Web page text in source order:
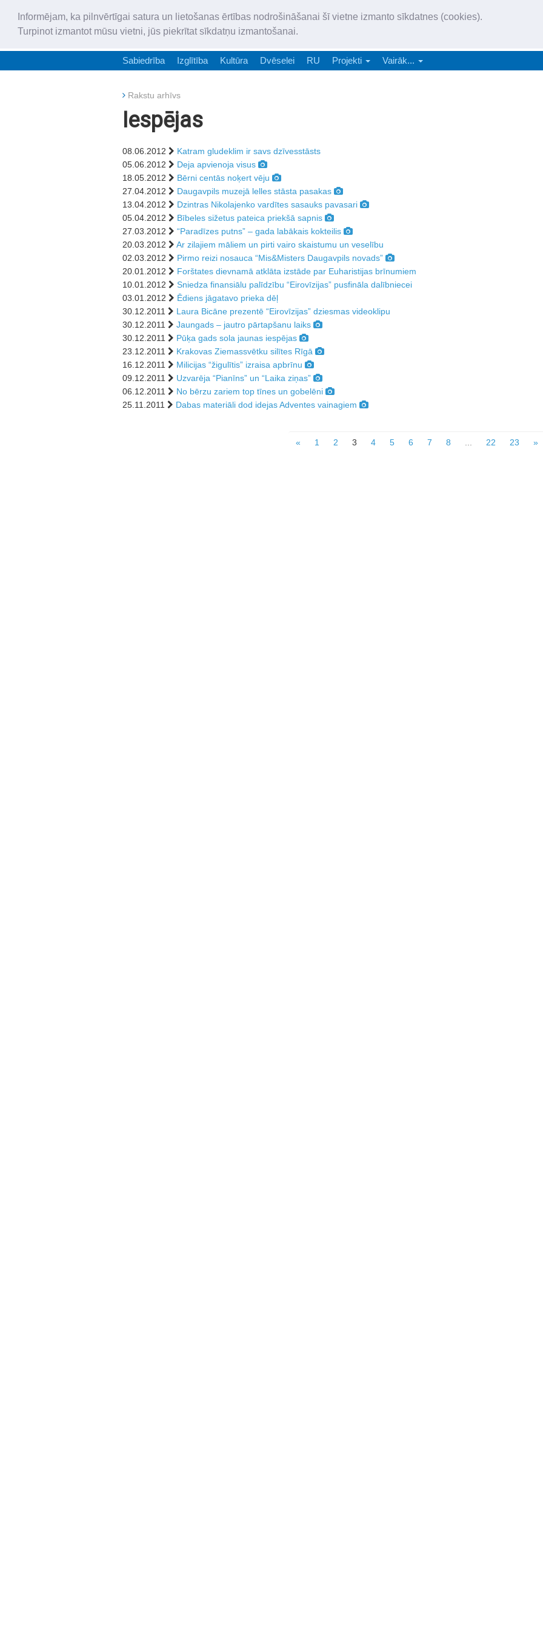
Informējam, ka pilnvērtīgai satura un lietošanas ērtības nodrošināšanai šī vietne izmanto sīkdatnes (cookies).
Turpinot izmantot mūsu vietni, jūs piekrītat sīkdatņu izmantošanai.
„Latgales Laiks” latviešu valodā aptver Daugavpils valstspilsētu,
Sabiedrība Izglītība Kultūra Dvēselei RU Projekti Vairāk...
Rakstu arhīvs
Iespējas
08.06.2012
Katram gludeklim ir savs dzīvesstāsts
05.06.2012
Deja apvienoja visus
18.05.2012
Bērni centās noķert vēju
27.04.2012
Daugavpils muzejā lelles stāsta pasakas
13.04.2012
Dzintras Nikolajenko vardītes sasauks pavasari
05.04.2012
Bībeles sižetus pateica priekšā sapnis
27.03.2012
“Paradīzes putns” – gada labākais kokteilis
20.03.2012
Ar zilajiem māliem un pirti vairo skaistumu un veselību
02.03.2012
Pirmo reizi nosauca “Mis&Misters Daugavpils novads”
20.01.2012
Forštates dievnamā atklāta izstāde par Euharistijas brīnumiem
10.01.2012
Sniedza finansiālu palīdzību “Eirovīzijas” pusfināla dalībniecei
03.01.2012
Ēdiens jāgatavo prieka dēļ
30.12.2011
Laura Bicāne prezentē “Eirovīzijas” dziesmas videoklipu
30.12.2011
Jaungads – jautro pārtapšanu laiks
30.12.2011
Pūķa gads sola jaunas iespējas
23.12.2011
Krakovas Ziemassvētku silītes Rīgā
16.12.2011
Milicijas “žigulītis” izraisa apbrīnu
09.12.2011
Uzvarēja “Pianīns” un “Laika ziņas”
06.12.2011
No bērzu zariem top tīnes un gobelēni
25.11.2011
Dabas materiāli dod idejas Adventes vainagiem
« 1 2 3 4 5 6 7 8 22 23 »